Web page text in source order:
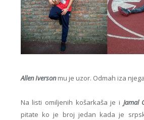
Allen Iversonmu je uzor. Odmah iza njega,
Na listi omiljenih košarkaša je i Jamal
pitate ko je broj jedan kada je